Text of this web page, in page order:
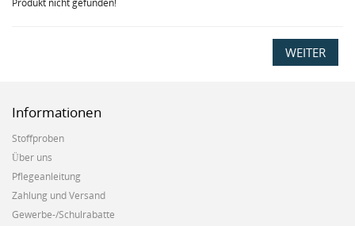
Produkt nicht gefunden!
WEITER
Informationen
Stoffproben
Über uns
Pflegeanleitung
Zahlung und Versand
Gewerbe-/Schulrabatte